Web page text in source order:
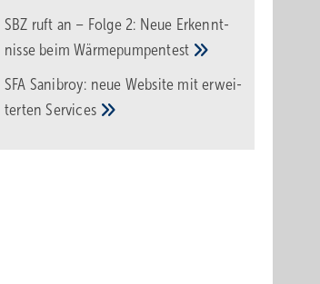
SBZ ruft an – Folge 2: Neue Erkennt­
nisse beimWärme­pumpen­test
SFA Sanibroy: neue Web­site mit erwei­
tertenServices